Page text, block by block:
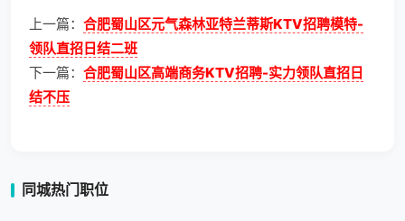
上一篇： 合肥蜀山区元气森林亚特兰蒂斯KTV招聘模特-
领队直招日结二班
下一篇： 合肥蜀山区高端商务KTV招聘-实力领队直招日
结不压
同城热门职位